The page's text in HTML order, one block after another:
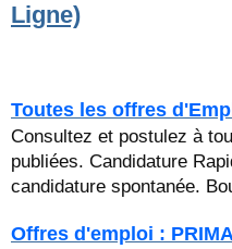
Ligne)
Toutes les offres
Consultez et postulez à
publiées. Candidature
candidature spontanée.
Offres d'emploi :